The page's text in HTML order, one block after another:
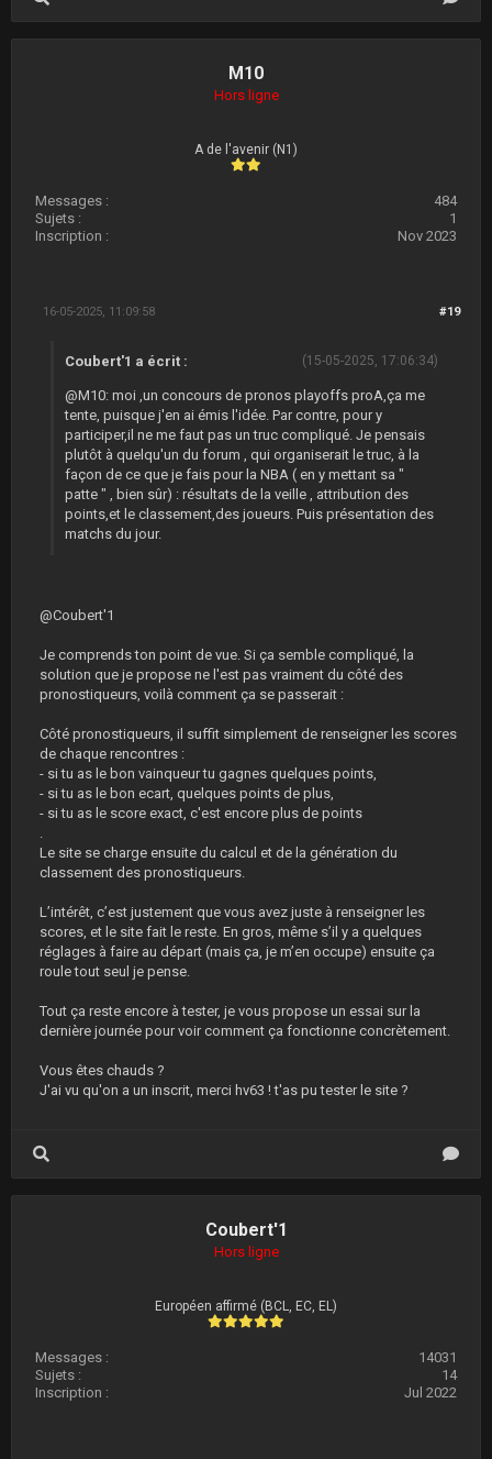
M10
Hors ligne
A de l'avenir (N1)
Messages :
484
Sujets :
1
Inscription :
Nov 2023
#19
16-05-2025, 11:09:58
(15-05-2025, 17:06:34)
Coubert'1 a écrit :
@M10: moi ,un concours de pronos playoffs proA,ça me
tente, puisque j'en ai émis l'idée. Par contre, pour y
participer,il ne me faut pas un truc compliqué. Je pensais
plutôt à quelqu'un du forum , qui organiserait le truc, à la
façon de ce que je fais pour la NBA ( en y mettant sa "
patte " , bien sûr) : résultats de la veille , attribution des
points,et le classement,des joueurs. Puis présentation des
matchs du jour.
@Coubert'1
Je comprends ton point de vue. Si ça semble compliqué, la
solution que je propose ne l'est pas vraiment du côté des
pronostiqueurs, voilà comment ça se passerait :
Côté pronostiqueurs, il suffit simplement de renseigner les scores
de chaque rencontres :
- si tu as le bon vainqueur tu gagnes quelques points,
- si tu as le bon ecart, quelques points de plus,
- si tu as le score exact, c'est encore plus de points
.
Le site se charge ensuite du calcul et de la génération du
classement des pronostiqueurs.
L’intérêt, c’est justement que vous avez juste à renseigner les
scores, et le site fait le reste. En gros, même s’il y a quelques
réglages à faire au départ (mais ça, je m’en occupe) ensuite ça
roule tout seul je pense.
Tout ça reste encore à tester, je vous propose un essai sur la
dernière journée pour voir comment ça fonctionne concrètement.
Vous êtes chauds ?
J'ai vu qu'on a un inscrit, merci hv63 ! t'as pu tester le site ?
Coubert'1
Hors ligne
Européen affirmé (BCL, EC, EL)
Messages :
14031
Sujets :
14
Inscription :
Jul 2022